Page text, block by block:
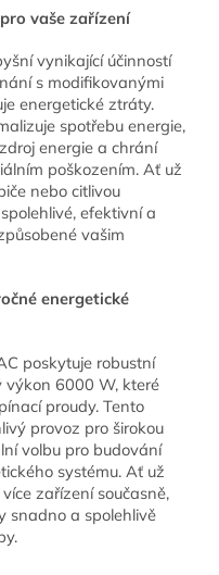
vaše zařízení
vynikající účinností
s modifikovanými
energetické ztráty.
spotřebu energie,
energie a chrání
poškozením. Ať už
nebo citlivou
efektivní a
vašim
energetické
poskytuje robustní
6000 W, které
proudy. Tento
provoz pro širokou
volbu pro budování
systému. Ať už
zařízení současně,
snadno a spolehlivě